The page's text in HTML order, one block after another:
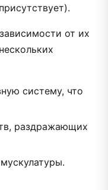
от их
систему, что
раздражающих